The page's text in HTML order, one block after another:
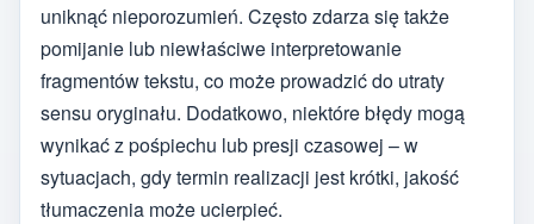
uniknąć nieporozumień. Często zdarza się także
pomijanie lub niewłaściwe interpretowanie
fragmentów tekstu, co może prowadzić do utraty
sensu oryginału. Dodatkowo, niektóre błędy mogą
wynikać z pośpiechu lub presji czasowej – w
sytuacjach, gdy termin realizacji jest krótki, jakość
tłumaczenia może ucierpieć.